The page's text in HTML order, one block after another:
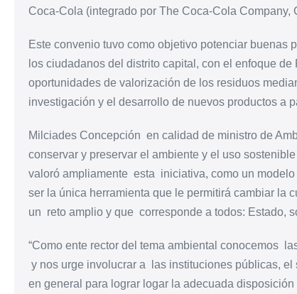
Coca-Cola (integrado por The Coca-Cola Company,
Este convenio tuvo como objetivo potenciar buenas
los ciudadanos del distrito capital, con el enfoque
oportunidades de valorización de los residuos
investigación y el desarrollo de nuevos productos a
Milciades Concepción en calidad de ministro de
conservar y preservar el ambiente y el uso
valoró ampliamente esta iniciativa, como un
ser la única herramienta que le permitirá cambiar la
un reto amplio y que corresponde a todos: Estado,
“Como ente rector del tema ambiental conocemos
y nos urge involucrar a las instituciones públicas,
en general para lograr logar la adecuada